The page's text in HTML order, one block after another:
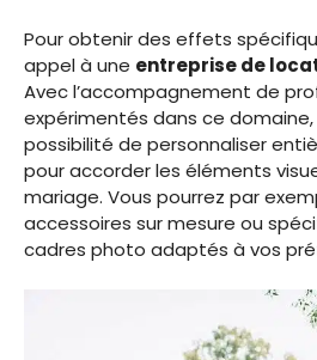
Pour obtenir des effets
appel à une entreprise de
Avec l’accompagnement de
expérimentés dans ce domaine,
possibilité de personnaliser
pour accorder les éléments
mariage. Vous pourrez par
accessoires sur mesure ou
cadres photo adaptés à vos